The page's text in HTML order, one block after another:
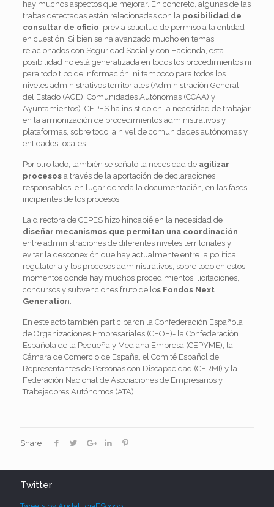
hay muchos aspectos que mejorar. En concreto, algunas de las
trabas detectadas están relacionadas con la posibilidad de
consultar de oficio , previa solicitud de permiso a la entidad
en cuestión. Si bien se ha avanzado mucho en temas
relacionados con Seguridad Social y con Hacienda, esta
posibilidad no está generalizada en todos los procedimientos ni
para todo tipo de información, ni tampoco para todos los
niveles administrativos territoriales (Administración General
del Estado (AGE), Comunidades Autónomas (CCAA) y
Ayuntamientos). CEPES ha insistido en la necesidad de trabajar
en la armonización de procedimientos administrativos y
plataformas, sobre todo, a nivel de comunidades autónomas y
entidades locales.
Por otro lado, también se señaló la necesidad deagilizar
procesosa través de la aportación de declaraciones
responsables, en lugar de toda la documentación, en las fases
incipientes de los procesos.
La directora de CEPES hizo hincapié en la necesidad de
diseñar mecanismos que permitan una coordinación
entre administraciones de diferentes niveles territoriales y
evitar la desconexión que hay actualmente entre la política
regulatoria y los procesos administrativos, sobre todo en estos
momentos donde hay muchos procedimientos, licitaciones,
concursos y subvenciones fruto de los Fondos Next
Generation.
En este acto también participaron la Confederación Española
de Organizaciones Empresariales (CEOE)- la Confederación
Española de la Pequeña y Mediana Empresa (CEPYME), la
Cámara de Comercio de España, el Comité Español de
Representantes de Personas con Discapacidad (CERMI) y la
Federación Nacional de Asociaciones de Empresarios y
Trabajadores Autónomos (ATA).
Share
Twitter